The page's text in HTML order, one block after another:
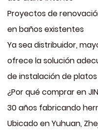
Proyectos de
en baños existentes
Ya sea distribuidor,
ofrece la solución
de instalación de
¿Por qué comprar en
30 años fabricando
Ubicado en Yuhuan,